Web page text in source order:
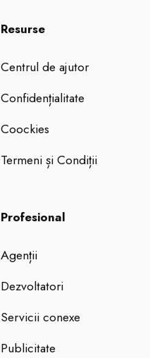
Resurse
Centrul de ajutor
Confidențialitate
Coockies
Termeni și Condiții
Profesional
Agenții
Dezvoltatori
Servicii conexe
Publicitate